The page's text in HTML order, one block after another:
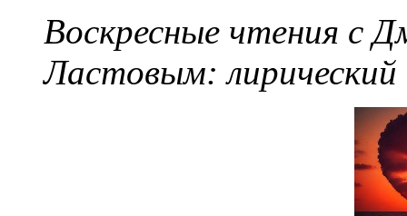
Воскресные чтения с
Ластовым: